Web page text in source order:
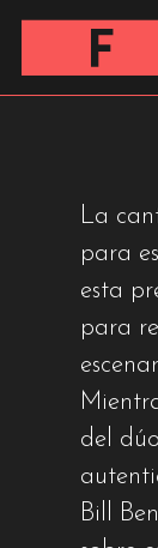
THE
La
para
esta
para
del
Bill